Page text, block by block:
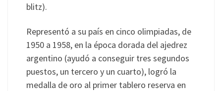
blitz).
Representó a su país en cinco olimpiadas, de
1950 a 1958, en la época dorada del ajedrez
argentino (ayudó a conseguir tres segundos
puestos, un tercero y un cuarto), logró la
medalla de oro al primer tablero reserva en